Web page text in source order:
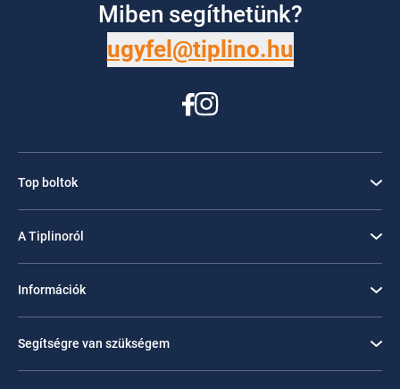
Miben segíthetünk?
ugyfel@tiplino.hu
Top boltok
A Tiplinoról
Információk
Segítségre van szükségem